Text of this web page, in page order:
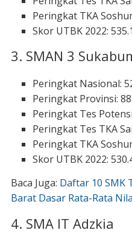
Peringkat TKA
Skor UTBK 2022:
3. SMAN 3
Peringkat Nasional:
Peringkat Provinsi: 88
Peringkat Tes
Peringkat Tes TKA
Peringkat TKA
Skor UTBK 2022:
Baca Juga: Daftar 10 SMK
Barat Dasar Rata-Rata
4. SMA IT Adzkia